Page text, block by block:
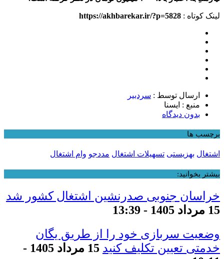
لینک کوتاه : https://akhbarekar.ir/?p=5828
ارسال توسط : سردبیر
منبع : ایسنا
بدون دیدگاه
برچسب ها
اشتغال بهزیستی تسهیلات اشتغال مددجو وام اشتغال
بیشتر بخوانید:
خراسان جنوبی صدرنشین اشتغال کشور شد
15 مرداد 1405 - 13:39
وضعیت سربازی خود را از طریق یگان
خدمتی تعیین تکلیف کنید
15 مرداد 1405 -